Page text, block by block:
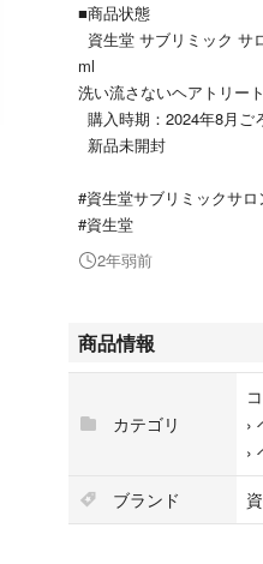
■商品状態
資生堂 サブリミック サ
ml
洗い流さないヘアトリー
購入時期：2024年8月ご
新品未開封
#資生堂サブリミックサ
#資生堂
2年弱前
商品情報
カテゴリ
›
›
ブランド